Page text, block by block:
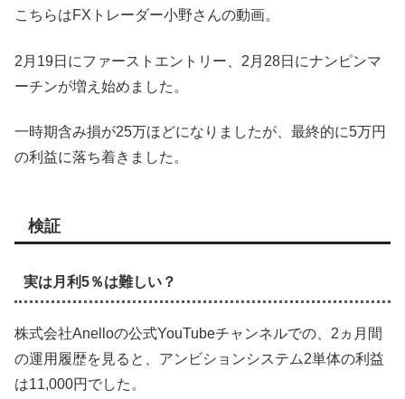
こちらはFXトレーダー小野さんの動画。
2月19日にファーストエントリー、2月28日にナンピンマ
ーチンが増え始めました。
一時期含み損が25万ほどになりましたが、最終的に5万円
の利益に落ち着きました。
検証
実は月利5％は難しい？
株式会社Anelloの公式YouTubeチャンネルでの、2ヵ月間
の運用履歴を見ると、アンビションシステム2単体の利益
は11,000円でした。